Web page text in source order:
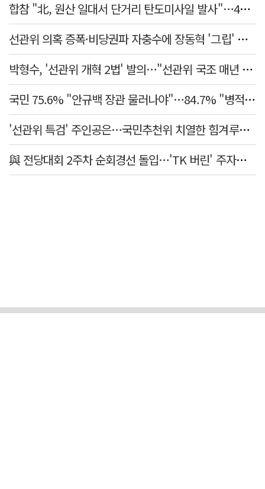
합참 "北, 원산 일대서 단거리 탄도미사일 발사"…42일 만
선관위 의혹 증폭·비당권파 자충수에 장동혁 '그립' 더 강해졌다
박형수, '선관위 개혁 2법' 발의…"선관위 국조 매년 실시"
국민 75.6% "안규백 장관 물러나야"…84.7% "병적기록부 공개해야"
'선관위 특검' 주인공은…국민추천위 치열한 힘겨루기 나설 듯
與 전당대회 2주차 순회경선 돌입…'TK 버린' 주자들 향배는?